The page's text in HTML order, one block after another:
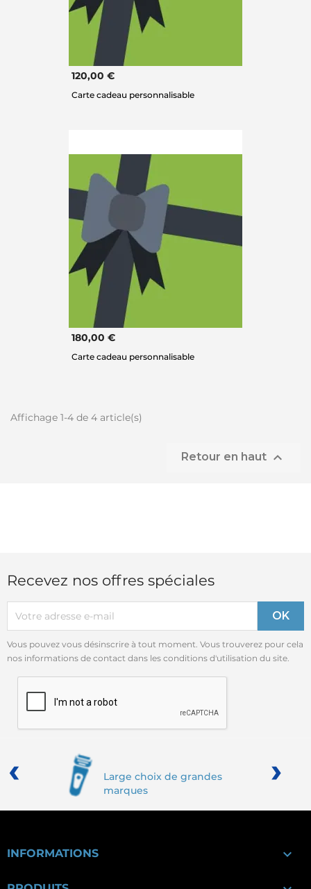
120,00 €
Carte cadeau personnalisable
180,00 €
Carte cadeau personnalisable
Affichage 1-4 de 4 article(s)
Retour en haut 
Recevez nos offres spéciales
Vous pouvez vous désinscrire à tout moment. Vous trouverez pour cela
nos informations de contact dans les conditions d'utilisation du site.
Large choix de grandes
marques
‹ ›
INFORMATIONS 